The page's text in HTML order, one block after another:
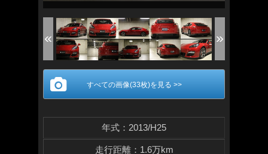
すべての画像(33枚)を見る >>
年式 ： 2013/H25
走行距離： 1.6万km